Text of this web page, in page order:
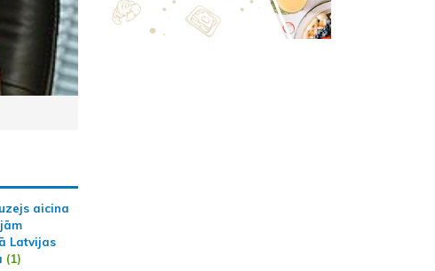
aicina
Latvijas
(1)